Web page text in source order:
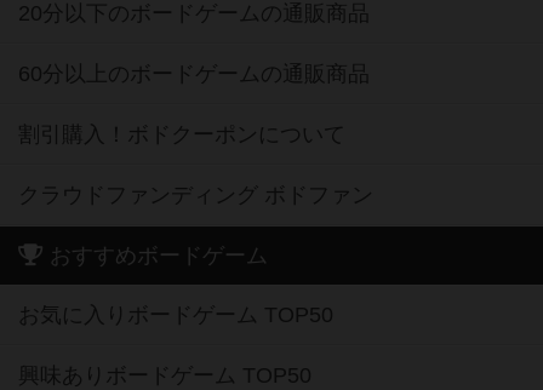
20分以下のボードゲームの通販商品
60分以上のボードゲームの通販商品
割引購入！ボドクーポンについて
クラウドファンディング ボドファン
おすすめボードゲーム
お気に入りボードゲーム TOP50
興味ありボードゲーム TOP50